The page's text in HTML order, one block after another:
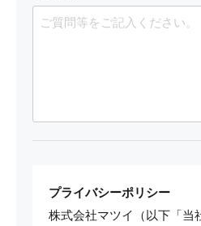
プライバシーポリシー
株式会社マツイ（以下「当